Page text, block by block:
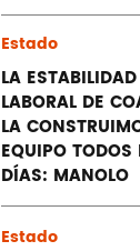
Estado
LA ESTABILIDAD
LABORAL DE
LA
EQUIPO TODOS
DÍAS: MANOLO
Estado